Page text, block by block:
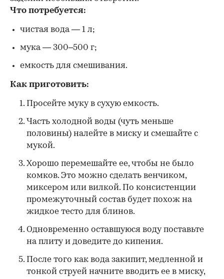
Что потребуется:
чистая вода — 1 л;
мука — 300–500 г;
емкость для смешивания.
Как приготовить:
Просейте муку в сухую емкость.
Часть холодной воды (чуть меньше
половины) налейте в миску и смешайте с
мукой.
Хорошо перемешайте ее, чтобы не было
комков. Это можно сделать венчиком,
миксером или вилкой. По консистенции
промежуточный состав будет похож на
жидкое тесто для блинов.
Одновременно оставшуюся воду поставьте
на плиту и доведите до кипения.
После того как вода закипит, медленной и
тонкой струей начните вводить ее в миску,